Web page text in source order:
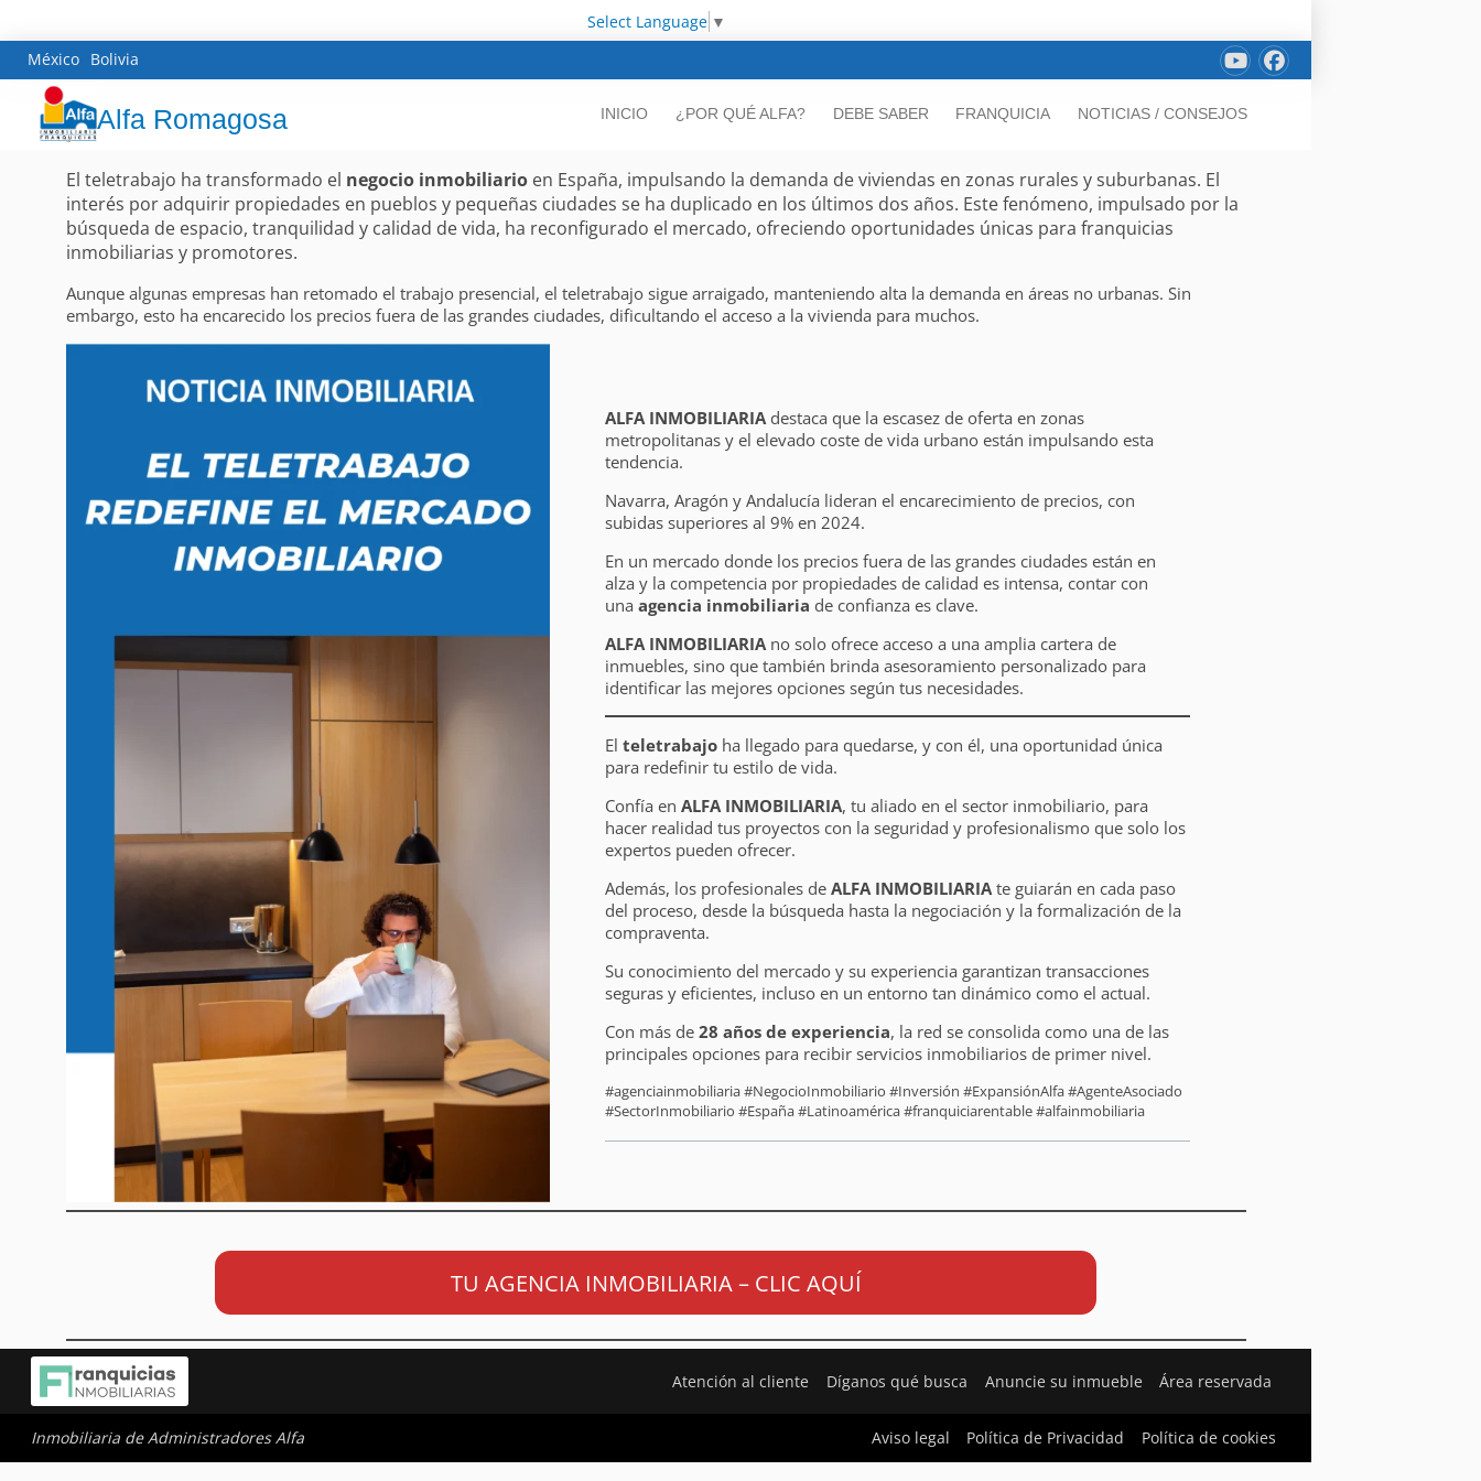
Select Language ▼
México Bolivia
Alfa Romagosa INICIO ¿POR QUÉ ALFA? DEBE SABER FRANQUICIA NOTICIAS / CONSEJOS
El teletrabajo ha transformado el negocio inmobiliarioen España, impulsando la demanda de viviendas en zonas rurales y suburbanas. El
interés por adquirir propiedades en pueblos y pequeñas ciudades se ha duplicado en los últimos dos años. Este fenómeno, impulsado por la
búsqueda de espacio, tranquilidad y calidad de vida, ha reconfigurado el mercado, ofreciendo oportunidades únicas para franquicias
inmobiliarias y promotores.
Aunque algunas empresas han retomado el trabajo presencial, el teletrabajo sigue arraigado, manteniendo alta la demanda en áreas no urbanas. Sin
embargo, esto ha encarecido los precios fuera de las grandes ciudades, dificultando el acceso a la vivienda para muchos.
ALFA INMOBILIARIAdestaca que la escasez de oferta en zonas
metropolitanas y el elevado coste de vida urbano están impulsando esta
tendencia.
Navarra, Aragón y Andalucía lideran el encarecimiento de precios, con
subidas superiores al 9% en 2024.
En un mercado donde los precios fuera de las grandes ciudades están en
alza y la competencia por propiedades de calidad es intensa, contar con
unaagencia inmobiliaria de confianza es clave.
ALFA INMOBILIARIAno solo ofrece acceso a una amplia cartera de
inmuebles, sino que también brinda asesoramiento personalizado para
identificar las mejores opciones según tus necesidades.
Elteletrabajo ha llegado para quedarse, y con él, una oportunidad única
para redefinir tu estilo de vida.
Confía enALFA INMOBILIARIA, tu aliado en el sector inmobiliario, para
hacer realidad tus proyectos con la seguridad y profesionalismo que solo los
expertos pueden ofrecer.
Además, los profesionales deALFA INMOBILIARIAte guiarán en cada paso
del proceso, desde la búsqueda hasta la negociación y la formalización de la
compraventa.
Su conocimiento del mercado y su experiencia garantizan transacciones
seguras y eficientes, incluso en un entorno tan dinámico como el actual.
Con más de28 años de experiencia, la red se consolida como una de las
principales opciones para recibir servicios inmobiliarios de primer nivel.
#agenciainmobiliaria #NegocioInmobiliario #Inversión #ExpansiónAlfa #AgenteAsociado
#SectorInmobiliario #España #Latinoamérica #franquiciarentable #alfainmobiliaria
TU AGENCIA INMOBILIARIA – CLIC AQUÍ
Atención al cliente Díganos qué busca Anuncie su inmueble Área reservada
Inmobiliaria de Administradores Alfa Aviso legal Política de Privacidad Política de cookies